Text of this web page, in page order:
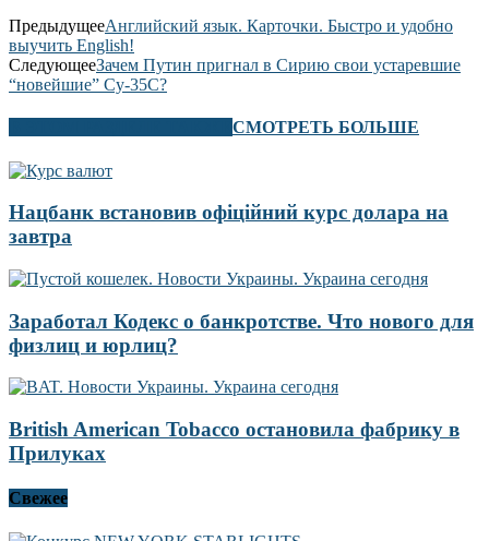
ПредыдущееАнглийский язык. Карточки. Быстро и удобно
выучить English!
СледующееЗачем Путин пригнал в Сирию свои устаревшие
“новейшие” Су-35С?
СМОТРЕТЬ БОЛЬШЕ
Нацбанк встановив офіційний курс долара на
завтра
Заработал Кодекс о банкротстве. Что нового для
физлиц и юрлиц?
British American Tobacco остановила фабрику в
Прилуках
Свежее